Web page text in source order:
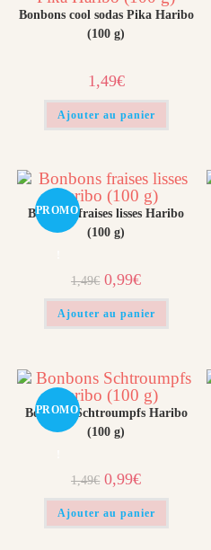
Bonbons cool sodas Pika Haribo
(100 g)
1,49€
Ajouter au panier
PROMO
Bonbons fraises lisses Haribo
(100 g)
1,49€ Le
prix
initial
était :
1,49€.
0,99€Le
prix
actuel
est :
0,99€.
Ajouter au panier
PROMO
Bonbons Schtroumpfs Haribo
(100 g)
1,49€ Le
prix
initial
était :
0,99€Le
prix
actuel
est :
Ajouter au panier